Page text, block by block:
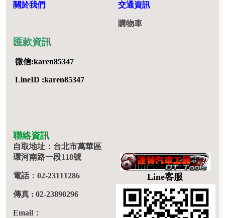
關於我們
匯款資訊
微信:karen85347
LineID :karen85347
交通資訊
購物車
聯絡資訊
自取地址：台北市萬華區
環河南路一段118號
電話：02-23111286
傳真 : 02-23890296
Email：
Line客服